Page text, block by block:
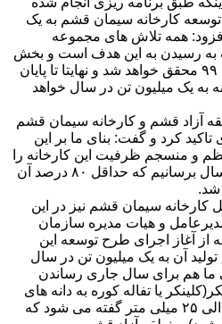
کارخانه سیمان قشم به یک
همه تلاش های مجموعه
رسیدن به این هدف است و بخش
اعظم این ظرفیت نیز در سال ۹۹ محقق خواهد شد و نهایتا تا پایان
به یک میلیون تن در سال خواهد
آزاد قشم و کارخانه سیمان قشم
کرد و گفت: بنای ما بر این
و منسجم ظرفیت این کارخانه را
به یک میلیون ۳۰۰هزار تن در سال برسانیم که حداقل ۸۰ درصد آن
شد.
سیمان قشم نیز در این
مدیرعامل و هیات مدیره سازمان
از آغاز اجرای طرح توسعه این
آن به یک میلیون تن در سال
ما هم برای سال جاری رساندن
یا تفاله کوره به دانه های
خاکستری تیره رنگ با قطر ۳ الی ۲۵ میلی متر گفته می شود که